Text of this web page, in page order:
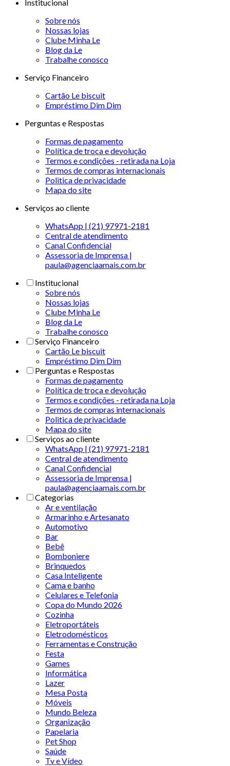
Institucional
Sobre nós
Nossas lojas
Clube Minha Le
Blog da Le
Trabalhe conosco
Serviço Financeiro
Cartão Le biscuit
Empréstimo Dim Dim
Perguntas e Respostas
Formas de pagamento
Política de troca e devolução
Termos e condições - retirada na Loja
Termos de compras internacionais
Politica de privacidade
Mapa do site
Serviços ao cliente
WhatsApp | (21) 97971-2181
Central de atendimento
Canal Confidencial
Assessoria de Imprensa |
paula@agenciaamais.com.br
Institucional
Sobre nós
Nossas lojas
Clube Minha Le
Blog da Le
Trabalhe conosco
Serviço Financeiro
Cartão Le biscuit
Empréstimo Dim Dim
Perguntas e Respostas
Formas de pagamento
Política de troca e devolução
Termos e condições - retirada na Loja
Termos de compras internacionais
Politica de privacidade
Mapa do site
Serviços ao cliente
WhatsApp | (21) 97971-2181
Central de atendimento
Canal Confidencial
Assessoria de Imprensa |
paula@agenciaamais.com.br
Categorias
Ar e ventilação
Armarinho e Artesanato
Automotivo
Bar
Bebê
Bomboniere
Brinquedos
Casa Inteligente
Cama e banho
Celulares e Telefonia
Copa do Mundo 2026
Cozinha
Eletroportáteis
Eletrodomésticos
Ferramentas e Construção
Festa
Games
Informática
Lazer
Mesa Posta
Móveis
Mundo Beleza
Organização
Papelaria
Pet Shop
Saúde
Tv e Vídeo